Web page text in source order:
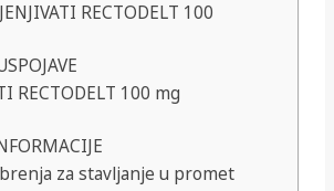
RECTODELT 100
RECTODELT 100 mg
za stavljanje u promet